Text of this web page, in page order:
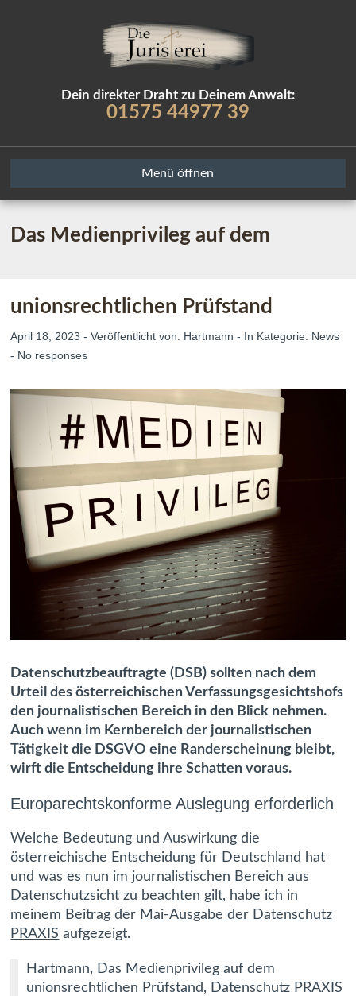
Dein direkter Draht zu Deinem Anwalt:
01575 44977 39
Menü öffnen
Das Medienprivileg auf dem
unionsrechtlichen Prüfstand
April 18, 2023 - Veröffentlicht von: Hartmann - In Kategorie: News
- No responses
Datenschutzbeauftragte (DSB) sollten nach dem
Urteil des österreichischen Verfassungsgesichtshofs
den journalistischen Bereich in den Blick nehmen.
Auch wenn im Kernbereich der journalistischen
Tätigkeit die DSGVO eine Randerscheinung bleibt,
wirft die Entscheidung ihre Schatten voraus.
Europarechtskonforme Auslegung erforderlich
Welche Bedeutung und Auswirkung die
österreichische Entscheidung für Deutschland hat
und was es nun im journalistischen Bereich aus
Datenschutzsicht zu beachten gilt, habe ich in
meinem Beitrag der Mai-Ausgabe der Datenschutz
PRAXIS aufgezeigt.
Hartmann, Das Medienprivileg auf dem
unionsrechtlichen Prüfstand, Datenschutz PRAXIS